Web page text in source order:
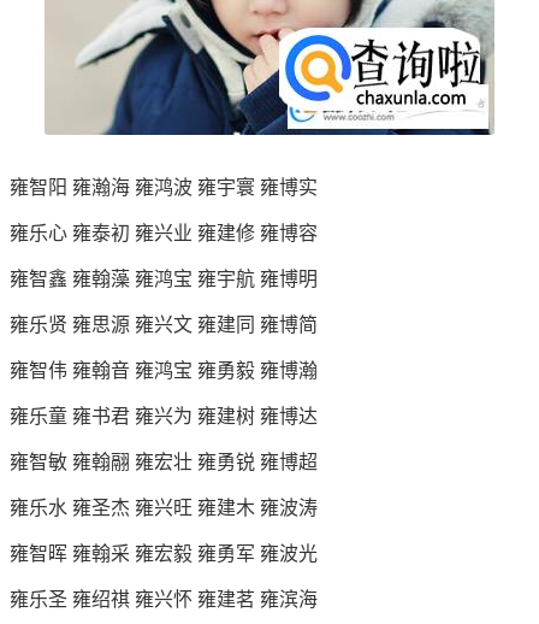
雍智阳 雍瀚海 雍鸿波 雍宇寰 雍博实
雍乐心 雍泰初 雍兴业 雍建修 雍博容
雍智鑫 雍翰藻 雍鸿宝 雍宇航 雍博明
雍乐贤 雍思源 雍兴文 雍建同 雍博简
雍智伟 雍翰音 雍鸿宝 雍勇毅 雍博瀚
雍乐童 雍书君 雍兴为 雍建树 雍博达
雍智敏 雍翰翮 雍宏壮 雍勇锐 雍博超
雍乐水 雍圣杰 雍兴旺 雍建木 雍波涛
雍智晖 雍翰采 雍宏毅 雍勇军 雍波光
雍乐圣 雍绍祺 雍兴怀 雍建茗 雍滨海